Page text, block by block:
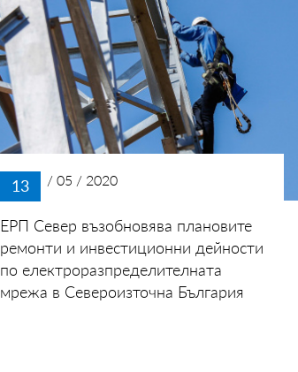
13 / 05 / 2020
ЕРП Север възобновява плановите
ремонти и инвестиционни дейности
по електроразпределителната
мрежа в Североизточна България